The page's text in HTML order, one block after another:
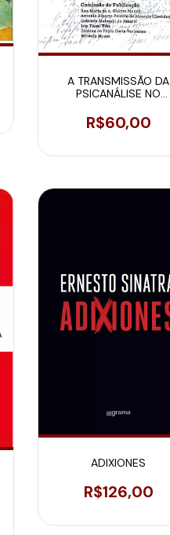
A TRANSMISSÃO DA
PSICANÁLISE NO
DO CLIN-A
R$60,00
ADIXIONES
R$126,00